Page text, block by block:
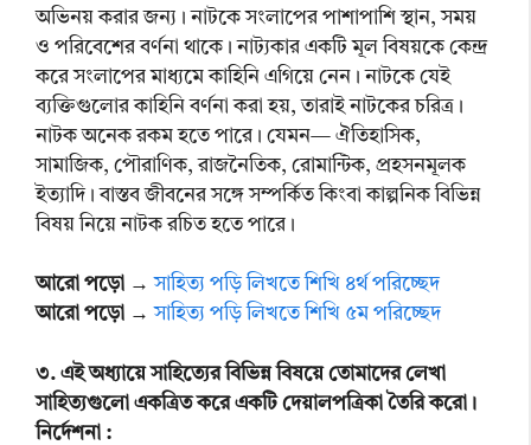
অভিনয় করার জন্য। নাটকে সংলাপের পাশাপাশি স্থান, সময়
ও পরিবেশের বর্ণনা থাকে। নাট্যকার একটি মূল বিষয়কে কেন্দ্র
করে সংলাপের মাধ্যমে কাহিনি এগিয়ে নেন। নাটকে যেই
ব্যক্তিগুলোর কাহিনি বর্ণনা করা হয়, তারাই নাটকের চরিত্র।
নাটক অনেক রকম হতে পারে। যেমন— ঐতিহাসিক,
সামাজিক, পৌরাণিক, রাজনৈতিক, রোমান্টিক, প্রহসনমূলক
ইত্যাদি। বাস্তব জীবনের সঙ্গে সম্পর্কিত কিংবা কাল্পনিক বিভিন্ন
বিষয় নিয়ে নাটক রচিত হতে পারে।
আরো পড়ো →সাহিত্য পড়ি লিখতে শিখি ৪র্থ পরিচ্ছেদ
আরো পড়ো →সাহিত্য পড়ি লিখতে শিখি ৫ম পরিচ্ছেদ
৩. এই অধ্যায়ে সাহিত্যের বিভিন্ন বিষয়ে তোমাদের লেখা
সাহিত্যগুলো একত্রিত করে একটি দেয়ালপত্রিকা তৈরি করো।
নির্দেশনা :